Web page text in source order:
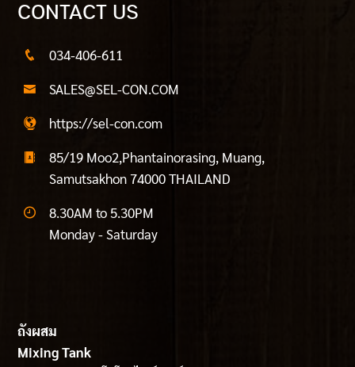
CONTACT US
034-406-611
SALES@SEL-CON.COM
https://sel-con.com
85/19 Moo2,Phantainorasing, Muang,
Samutsakhon 74000 THAILAND
8.30AM to 5.30PM
Monday - Saturday
ถังผสม
Mixing Tank